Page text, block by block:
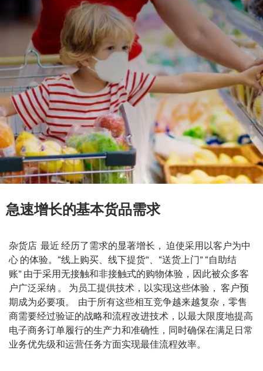
急速增长的基本货品需求
杂货店 最近 经历了需求的显著增长， 迫使采用以客户为中
心 的体验。“线上购买、线下提货”、“送货上门” “自助结
账” 由于采用无接触和非接触式的购物体验，因此被众多客
户广泛采纳 。 为员工提供技术，以实现这些体验， 客户预
期成为必要项。 由于所有这些相互竞争越来越复杂，零售
商需要经过验证的战略和流程改进技术，以最大限度地提高
电子商务订单履行的生产力和准确性，同时确保在满足日常
业务优先级和运营任务方面实现最佳流程效率。